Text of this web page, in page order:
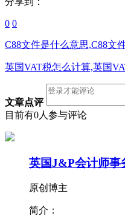
0 0
C88文件是什么意思,C88文
英国VAT税怎么计算,英国
文章点评
目前有0人参与评论
英国J&P会计师事
原创博主
简介：